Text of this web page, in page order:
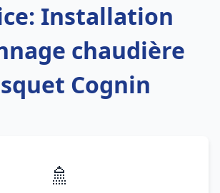
Installation
chaudière
Cognin
🚿